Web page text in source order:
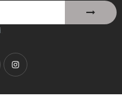
TwitterInstagram